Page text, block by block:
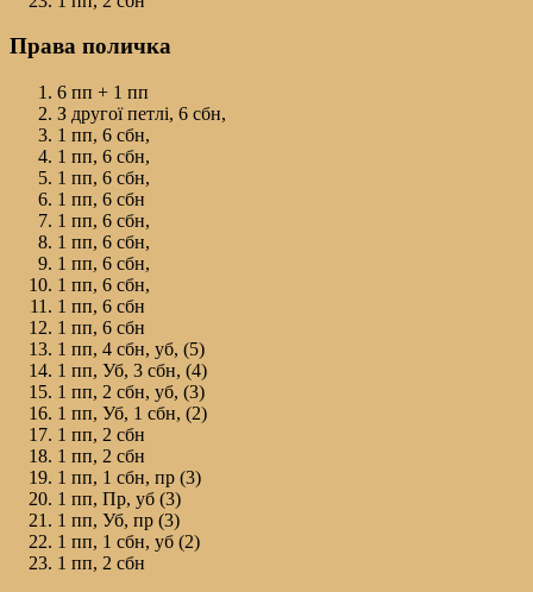
Права поличка
6 пп + 1 пп
З другої петлі, 6 сбн,
1 пп, 6 сбн,
1 пп, 6 сбн,
1 пп, 6 сбн,
1 пп, 6 сбн
1 пп, 6 сбн,
1 пп, 6 сбн,
1 пп, 6 сбн,
1 пп, 6 сбн,
1 пп, 6 сбн
1 пп, 6 сбн
1 пп, 4 сбн, уб, (5)
1 пп, Уб, 3 сбн, (4)
1 пп, 2 сбн, уб, (3)
1 пп, Уб, 1 сбн, (2)
1 пп, 2 сбн
1 пп, 2 сбн
1 пп, 1 сбн, пр (3)
1 пп, Пр, уб (3)
1 пп, Уб, пр (3)
1 пп, 1 сбн, уб (2)
1 пп, 2 сбн